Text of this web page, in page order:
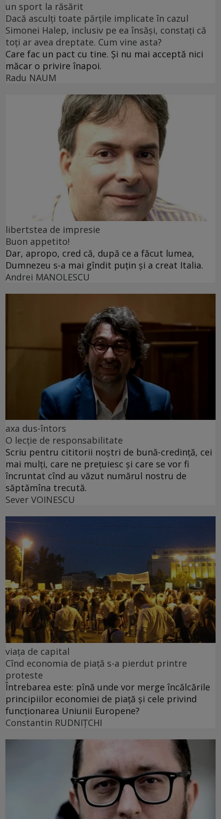
un sport la răsărit
Dacă asculți toate părțile implicate în cazul
Simonei Halep, inclusiv pe ea însăși, constați că
toți ar avea dreptate. Cum vine asta?
Care fac un pact cu tine. Și nu mai acceptă nici
măcar o privire înapoi.
Radu NAUM
libertstea de impresie
Buon appetito!
Dar, apropo, cred că, după ce a făcut lumea,
Dumnezeu s-a mai gîndit puțin și a creat Italia.
Andrei MANOLESCU
axa dus-întors
O lecție de responsabilitate
Scriu pentru cititorii noștri de bună-credință, cei
mai mulți, care ne prețuiesc și care se vor fi
încruntat cînd au văzut numărul nostru de
săptămîna trecută.
Sever VOINESCU
viața de capital
Cînd economia de piață s-a pierdut printre
proteste
Întrebarea este: pînă unde vor merge încălcările
principiilor economiei de piață și cele privind
funcționarea Uniunii Europene?
Constantin RUDNIŢCHI